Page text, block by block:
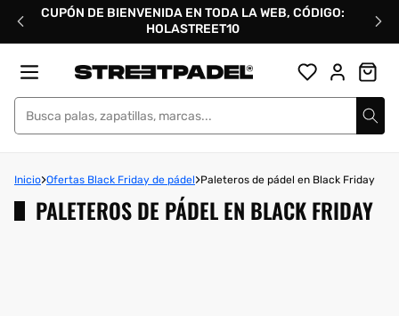
directamente
CUPÓN DE BIENVENIDA EN TODA LA WEB, CÓDIGO:
HOLASTREET10
Street Padel
Inicio Ofertas Black Friday de pádel Paleteros de pádel en Black Friday
PALETEROS DE PÁDEL EN BLACK FRIDAY